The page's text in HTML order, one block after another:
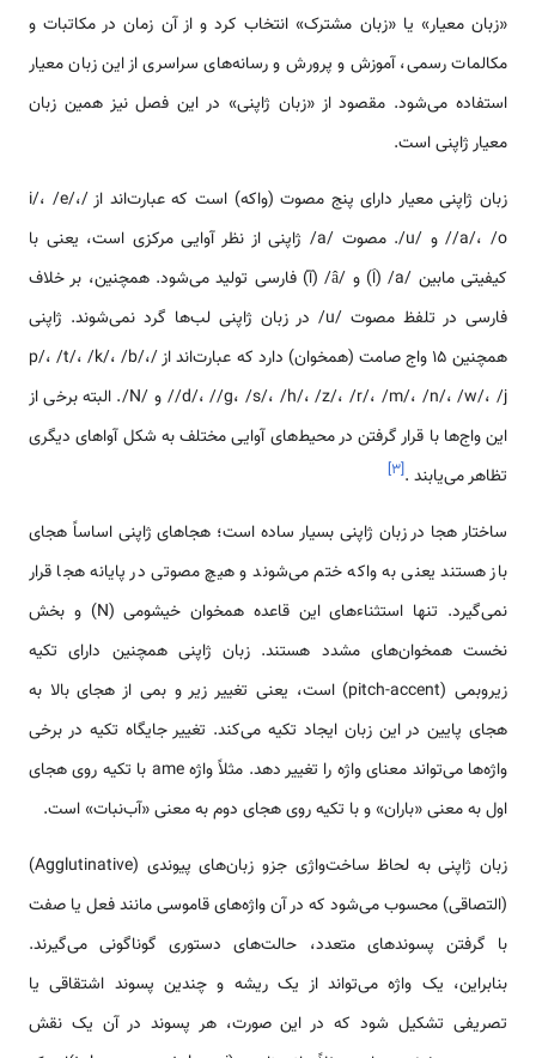
«زبان معیار» یا «زبان مشترک» انتخاب کرد و از آن زمان در مکاتبات و
مکالمات رسمی، آموزش و پرورش و رسانه‌های سراسری از این زبان معیار
استفاده می‌شود. مقصود از «زبان ژاپنی» در این فصل نیز همین زبان
معیار ژاپنی است.
زبان ژاپنی معیار دارای پنج مصوت (واکه) است که عبارت‌اند از /i/، /e/،
/a/، /o/ و /u/. مصوت /a/ ژاپنی از نظر آوایی مرکزی است، یعنی با
کیفیتی مابین /a/ (اَ) و /â/ (آ) فارسی تولید می‌شود. همچنین، بر خلاف
فارسی در تلفظ مصوت /u/ در زبان ژاپنی لب‌ها گرد نمی‌شوند. ژاپنی
همچنین 15 واج صامت (همخوان) دارد که عبارت‌اند از /p/، /t/، /k/، /b/،
/d/، //g، /s/، /h/، /z/، /r/، /m/، /n/، /w/، /j/ و /N/. البته برخی از
این واج‌ها با قرار گرفتن در محیط‌های آوایی مختلف به شکل آواهای دیگری
تظاهر می‌یابند .[۳]
ساختار هجا در زبان ژاپنی بسیار ساده است؛ هجاهای ژاپنی اساساً هجای
باز هستند یعنی به واکه ختم می‌شوند و هیچ مصوتی در پایانه هجا قرار
نمی‌گیرد. تنها استثناءهای این قاعده همخوان خیشومی (N) و بخش
نخست همخوان‌های مشدد هستند. زبان ژاپنی همچنین دارای تکیه
زیروبمی (pitch-accent) است، یعنی تغییر زیر و بمی از هجای بالا به
هجای پایین در این زبان ایجاد تکیه می‌کند. تغییر جایگاه تکیه در برخی
واژه‌ها می‌تواند معنای واژه را تغییر دهد. مثلاً واژه ame با تکیه روی هجای
اول به معنی «باران» و با تکیه روی هجای دوم به معنی «آب‌نبات» است.
زبان ژاپنی به لحاظ ساخت‌واژی جزو زبان‌های پیوندی (Agglutinative)
(التصاقی) محسوب می‌شود که در آن واژه‌های قاموسی مانند فعل یا صفت
با گرفتن پسوندهای متعدد، حالت‌های دستوری گوناگونی می‌گیرند.
بنابراین، یک واژه می‌تواند از یک ریشه و چندین پسوند اشتقاقی یا
تصریفی تشکیل ‌شود که در این صورت، هر پسوند در آن یک نقش